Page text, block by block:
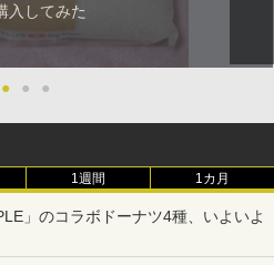
入してみた
● ● ●
1週間 1カ月
」のコラボドーナツ4種、いよいよ